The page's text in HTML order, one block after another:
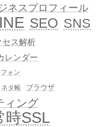
ネスプロフィール
SEO SNS
セス解析
レンダー
ォン
ネタ帳 ブラウザ
ィング
時SSL